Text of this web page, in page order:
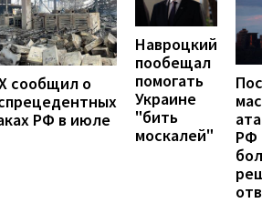
сообщил о
РФ в июле
Навроцкий
пообещал
помогать
Украине
"бить
москалей"
РФ